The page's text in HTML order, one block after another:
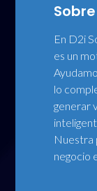
En D2i
es un
lo
generar
Nuestra
negocio